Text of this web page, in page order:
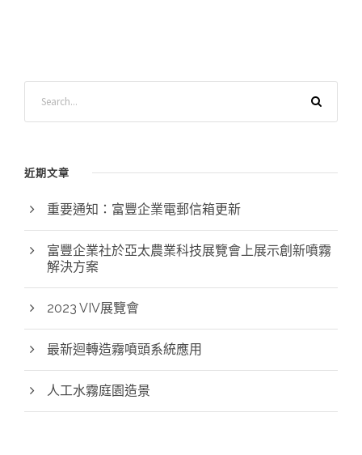
近期文章
重要通知：富豐企業電郵信箱更新
富豐企業社於亞太農業科技展覽會上展示創新噴霧
解決方案
2023 VIV展覽會
最新迴轉造霧噴頭系統應用
人工水霧庭園造景